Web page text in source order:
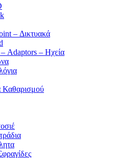
– Δικτυακά
Adaptors – Ηχεία
Καθαρισμού